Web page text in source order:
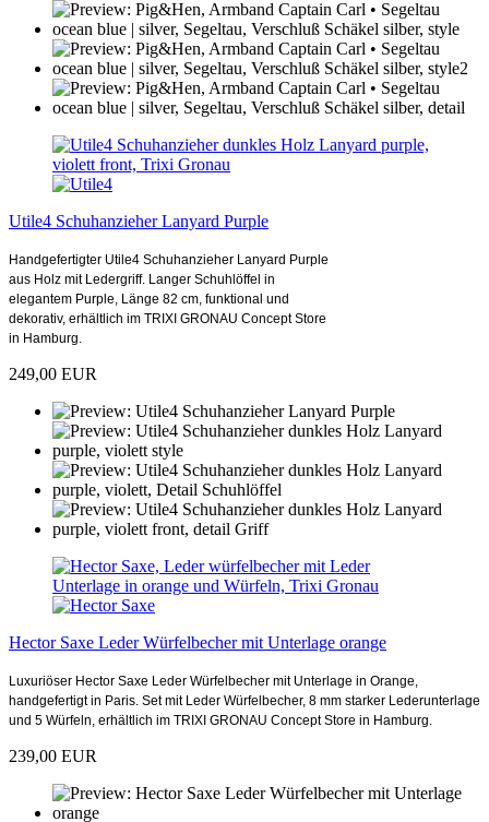
Utile4 Schuhanzieher Lanyard Purple
Handgefertigter Utile4 Schuhanzieher Lanyard Purple
aus Holz mit Ledergriff. Langer Schuhlöffel in
elegantem Purple, Länge 82 cm, funktional und
dekorativ, erhältlich im TRIXI GRONAU Concept Store
in Hamburg.
249,00 EUR
Hector Saxe Leder Würfelbecher mit Unterlage orange
Luxuriöser Hector Saxe Leder Würfelbecher mit Unterlage in Orange,
handgefertigt in Paris. Set mit Leder Würfelbecher, 8 mm starker Lederunterlage
und 5 Würfeln, erhältlich im TRIXI GRONAU Concept Store in Hamburg.
239,00 EUR